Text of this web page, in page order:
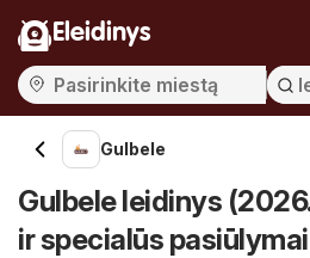
Eleidinys
Gulbele
Gulbele leidinys
ir specialūs pasiūlymai